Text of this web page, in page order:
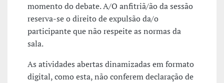
momento do debate. A/O anfitriã/ão da sessão
reserva-se o direito de expulsão da/o
participante que não respeite as normas da
sala.
As atividades abertas dinamizadas em formato
digital, como esta, não conferem declaração de